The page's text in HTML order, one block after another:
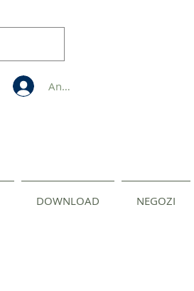
Anmelden
DOWNLOAD NEGOZI